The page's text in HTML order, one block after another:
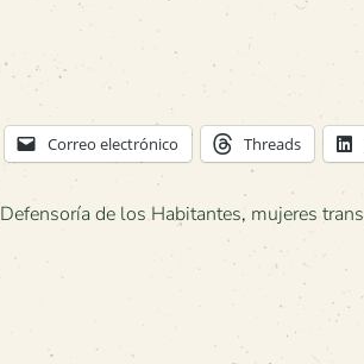
Correo electrónico Threads
Defensoría de los Habitantes, mujeres trans